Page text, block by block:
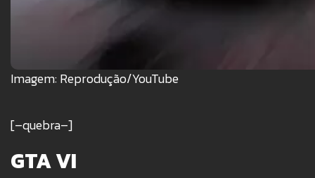
Imagem: Reprodução/YouTube
[–quebra–]
GTA VI